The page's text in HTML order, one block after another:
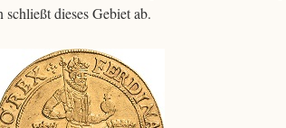
dieses Gebiet ab.